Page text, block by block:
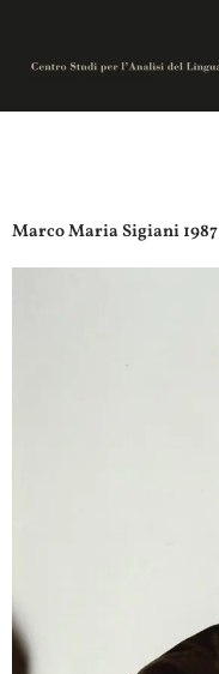
contenuto
Marco Maria Sigiani 1987